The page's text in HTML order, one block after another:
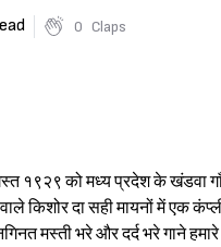
0 Claps
१९२९ को मध्य प्रदेश के खंडवा
किशोर दा सही मायनों में एक
मस्ती भरे और दर्द भरे गाने